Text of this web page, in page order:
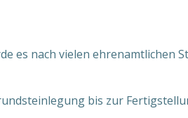
es nach vielen ehrenamtlichen
bis zur